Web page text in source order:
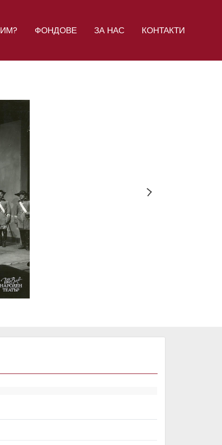
ФОНДОВЕ ЗА НАС КОНТАКТИ